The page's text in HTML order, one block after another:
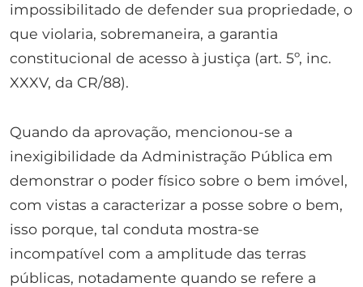
impossibilitado de defender sua propriedade, o
que violaria, sobremaneira, a garantia
constitucional de acesso à justiça (art. 5º, inc.
XXXV, da CR/88).
Quando da aprovação, mencionou-se a
inexigibilidade da Administração Pública em
demonstrar o poder físico sobre o bem imóvel,
com vistas a caracterizar a posse sobre o bem,
isso porque, tal conduta mostra-se
incompatível com a amplitude das terras
públicas, notadamente quando se refere a